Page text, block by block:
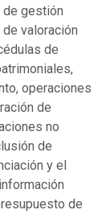
gestión
valoración
de
operaciones
de
no
de
y el
de